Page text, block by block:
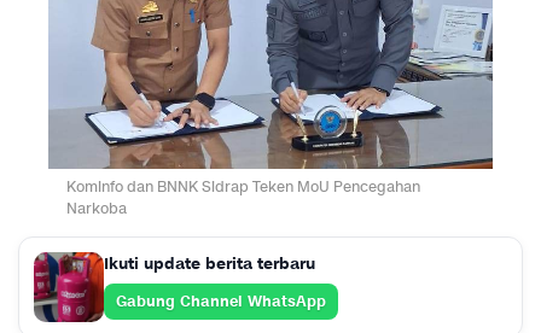
Kominfo dan BNNK Sidrap Teken MoU Pencegahan
Narkoba
Ikuti update berita terbaru
Gabung Channel WhatsApp